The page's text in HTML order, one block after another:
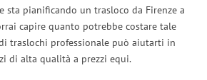
sta pianificando un trasloco da Firenze a
capire quanto potrebbe costare tale
di traslochi professionale può aiutarti in
di alta qualità a prezzi equi.